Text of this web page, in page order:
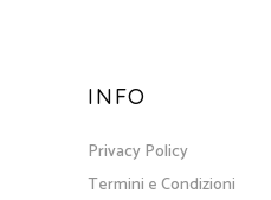
INFO
Privacy Policy
Termini e Condizioni